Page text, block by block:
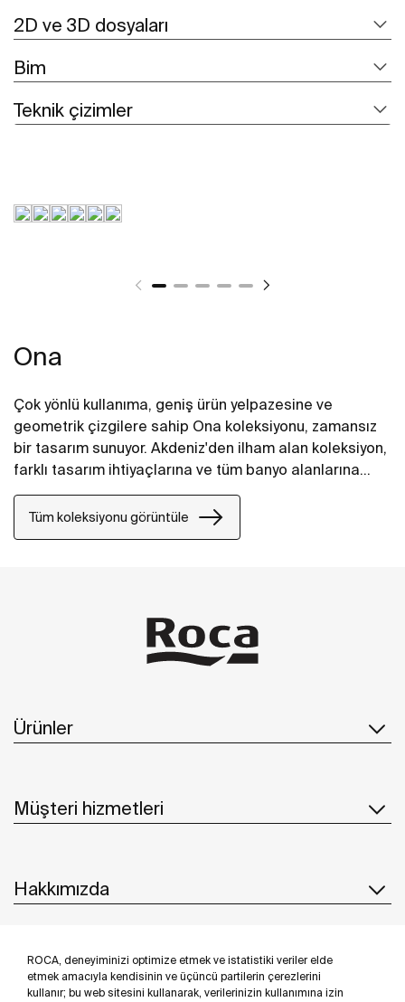
ROCA, deneyiminizi optimize etmek ve istatistiki veriler elde
etmek amacıyla kendisinin ve üçüncü partilerin çerezlerini
kullanır; bu web sitesini kullanarak, verilerinizin kullanımına izin
2D ve 3D dosyaları
Bim
Teknik çizimler
Ona
Çok yönlü kullanıma, geniş ürün yelpazesine ve
geometrik çizgilere sahip Ona koleksiyonu, zamansız
bir tasarım sunuyor. Akdeniz'den ilham alan koleksiyon,
farklı tasarım ihtiyaçlarına ve tüm banyo alanlarına
uyarlanabilen geniş ürün yelpazesinin yanı sıra
Roca’nın son yeniliklerini de barındırıyor.
Tüm koleksiyonu görüntüle
Ürünler
Müşteri hizmetleri
Hakkımızda
İlham & Fikirler